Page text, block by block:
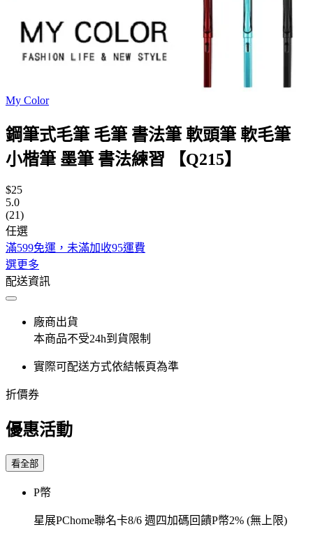
My Color
鋼筆式毛筆 毛筆 書法筆 軟頭筆 軟毛筆
小楷筆 墨筆 書法練習 【Q215】
$25
5.0
(21)
任選
滿599免運，未滿加收95運費
選更多
配送資訊
廠商出貨
本商品不受24h到貨限制
實際可配送方式依結帳頁為準
折價券
優惠活動
看全部
P幣
星展PChome聯名卡8/6 週四加碼回饋P幣2% (無上限)